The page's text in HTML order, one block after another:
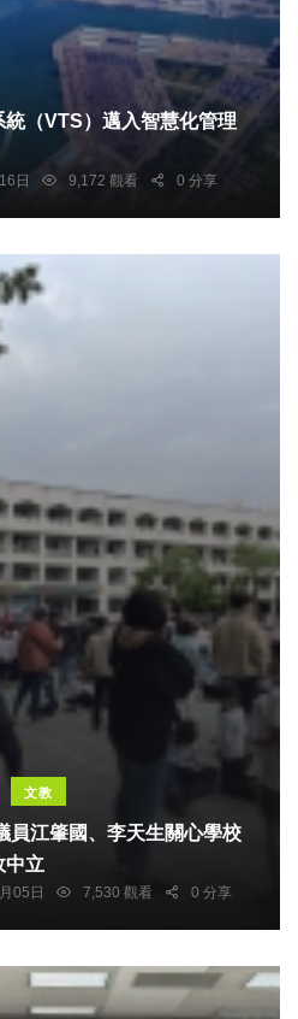
（VTS）邁入智慧化管理
日 9,172 觀看 0 分享
文教
中立
05日 7,530 觀看 0 分享